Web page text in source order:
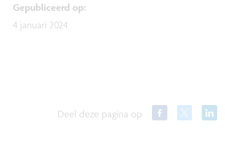
Gepubliceerd op:
4 januari 2024
Deel deze pagina op